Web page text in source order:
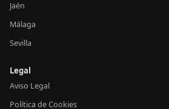
Jaén
Málaga
Sevilla
Legal
Aviso Legal
Política de Cookies